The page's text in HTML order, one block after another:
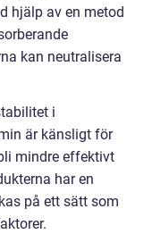
hjälp av en metod
kan neutralisera
i
är känsligt för
mindre effektivt
har en
på ett sätt som